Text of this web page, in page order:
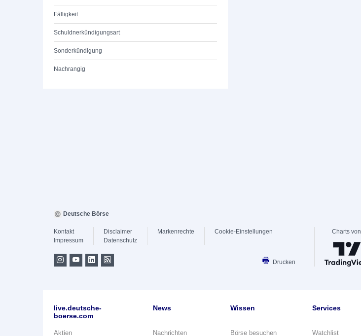
Fälligkeit
Schuldnerkündigungsart
Sonderkündigung
Nachrangig
Deutsche Börse
Kontakt
Impressum
Disclaimer
Datenschutz
Markenrechte Cookie-Einstellungen
Drucken
Charts von
live.deutsche-
boerse.com
Aktien
News
Nachrichten
Wissen
Börse besuchen
Services
Watchlist